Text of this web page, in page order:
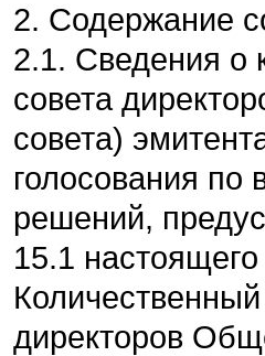
2. Содержание
2.1. Сведения о
совета
совета)
голосования по
решений,
15.1
директоров